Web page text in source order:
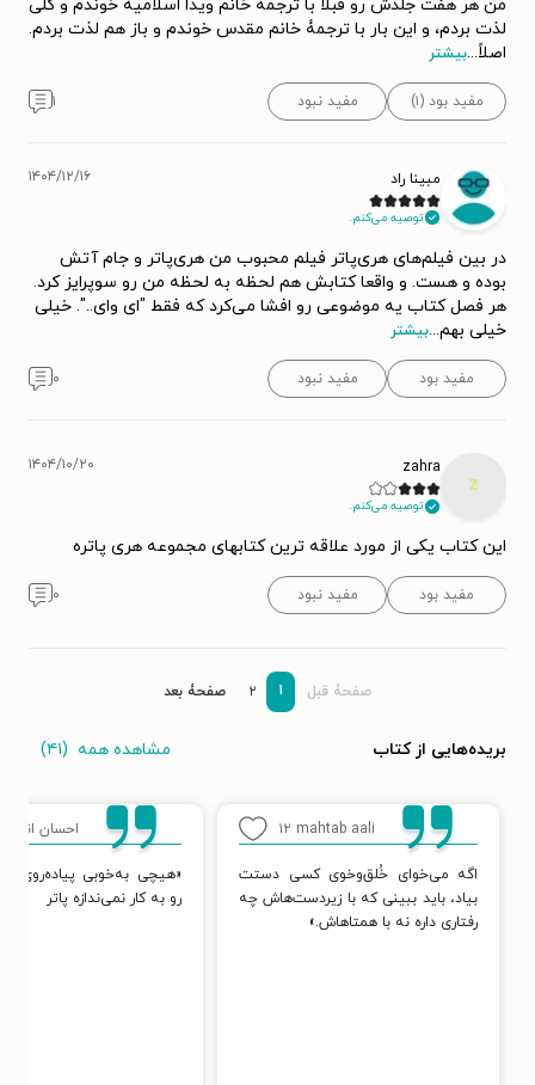
من هر هفت جلدش رو قبلاً با ترجمۀ خانم ویدا اسلامیه خوندم و کلی
لذت بردم، و این بار با ترجمۀ خانم مقدس خوندم و باز هم لذت بردم.
اصلاً...بیشتر
مفید بود (۱) مفید نبود ۱
مبینا راد
توصیه می‌کنم.
۱۴۰۴/۱۲/۱۶
در بین فیلم‌های هری‌پاتر فیلم محبوب من هری‌پاتر و جام آتش‌
بوده و هست. و واقعا کتابش هم لحظه به لحظه من رو سوپرایز کرد.
هر فصل کتاب یه موضوعی رو افشا می‌کرد که فقط "ای وای..". خیلی
خیلی بهم...بیشتر
مفید بود مفید نبود ۰
z
zahra
توصیه می‌کنم.
۱۴۰۴/۱۰/۲۰
این کتاب یکی از مورد علاقه ترین کتابهای مجموعه هری پاتره
مفید بود مفید نبود ۰
صفحۀ قبل ۱ ۲ صفحۀ بعد
بریده‌هایی از کتاب مشاهده همه (۴۱)
mahtab aali ۱۲
اگه می‌خوای خُلق‌وخوی کسی دستت
بیاد، باید ببینی که با زیردست‌هاش چه
رفتاری داره نه با همتاهاش.»
احسان
«هیچی به‌خوبی پیاده‌روی
رو به کار نمی‌ندازه پاتر